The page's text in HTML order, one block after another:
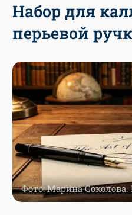
Набор для
перьевой
Фото: Марина Соколова.